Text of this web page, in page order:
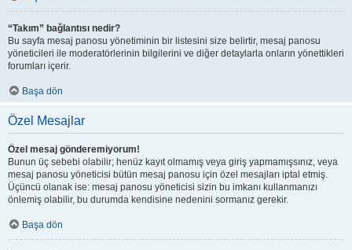
“Takım” bağlantısı nedir?
Bu sayfa mesaj panosu yönetiminin bir listesini size belirtir, mesaj panosu
yöneticileri ile moderatörlerinin bilgilerini ve diğer detaylarla onların yönettikleri
forumları içerir.
Başa dön
Özel Mesajlar
Özel mesaj gönderemiyorum!
Bunun üç sebebi olabilir; henüz kayıt olmamış veya giriş yapmamışsınız, veya
mesaj panosu yöneticisi bütün mesaj panosu için özel mesajları iptal etmiş.
Üçüncü olanak ise: mesaj panosu yöneticisi sizin bu imkanı kullanmanızı
önlemiş olabilir, bu durumda kendisine nedenini sormanız gerekir.
Başa dön